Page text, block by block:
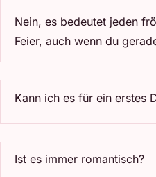
Nein, es bedeutet jeden
Feier, auch wenn du
Kann ich es für ein erstes
Ist es immer romantisch?